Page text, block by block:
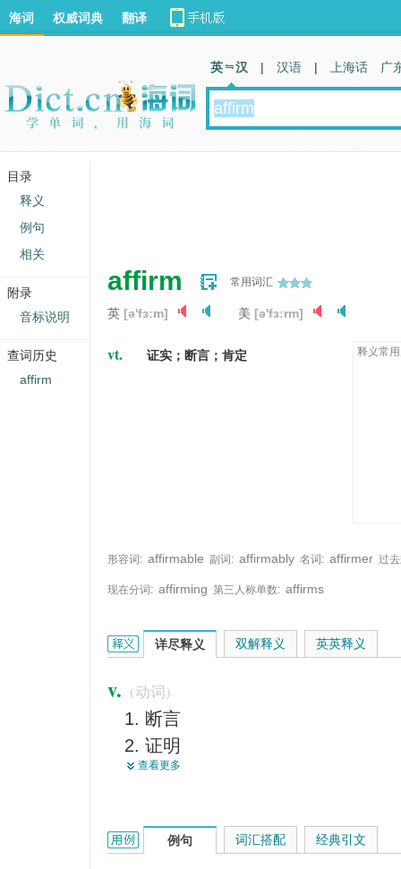
affirm 常用词汇
英 [ə'fɜːm] 美 [ə'fɜːrm]
vt. 证实；断言；肯定 释义常
形容词: affirmable 副词: affirmably 名词: affirmer 过
现在分词: affirming 第三人称单数: affirms
affirm的英文翻译是什么意思，词典释义与在线翻译
详尽释义
v. (动词)
断言
证明
使生效
【律】（不经宣誓而）庄严宣布
维持（下级法院的判决）
查看更多
双解释义 英英释义
affirm的用法和样例：
例句 词汇搭配 经典引文
海词 权威词典 翻译
英 汉 | 汉语 | 上海话 广
目录
释义
例句
相关
附录
音标说明
查词历史
affirm